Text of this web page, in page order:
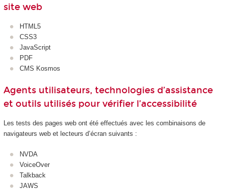
site web
HTML5
CSS3
JavaScript
PDF
CMS Kosmos
Agents utilisateurs, technologies d’assistance
et outils utilisés pour vérifier l’accessibilité
Les tests des pages web ont été effectués avec les combinaisons de
navigateurs web et lecteurs d’écran suivants :
NVDA
VoiceOver
Talkback
JAWS